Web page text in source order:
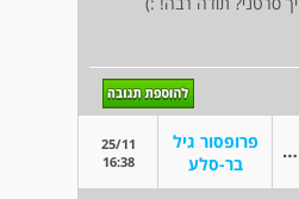
שלום:) אשמח לתשובה
פרופסור גיל
בר-סלע
25/11
16:38